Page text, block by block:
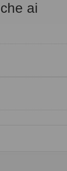
ai